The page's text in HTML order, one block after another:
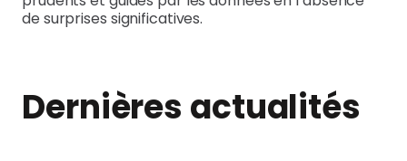
de surprises significatives.
Dernières actualités